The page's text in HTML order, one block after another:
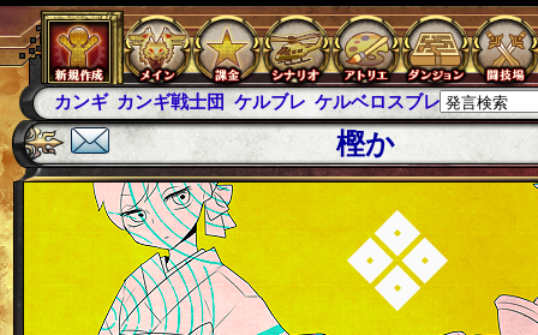
カンギ カンギ戦士団 ケルブレ ケルベロスブレイド スパ
樫か